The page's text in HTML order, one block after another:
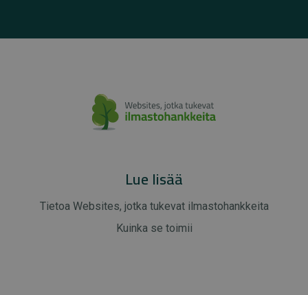
Lue lisää
Tietoa Websites, jotka tukevat ilmastohankkeita
Kuinka se toimii